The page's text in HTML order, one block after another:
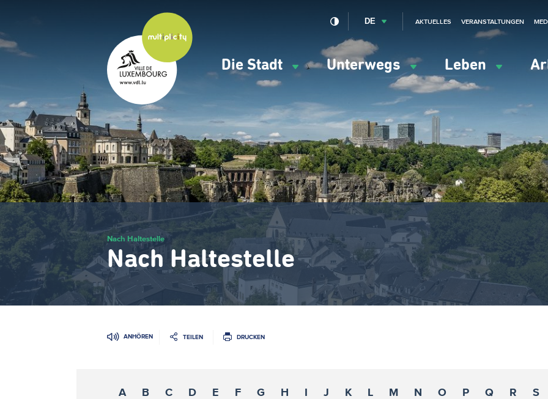
gehen
Navigation
principale
Die Stadt Unterwegs Leben
DE AKTUELLES VERANSTALTUNGEN
Nach Haltestelle
Nach Haltestelle
ANHÖREN TEILEN DRUCKEN
A B C D E F G H I J K L M N O P Q R S